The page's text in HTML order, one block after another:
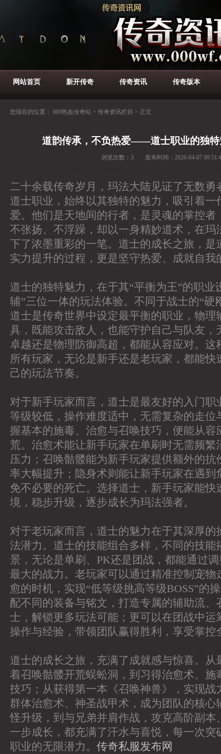
网站首页 新开传奇 传奇资讯 传奇版本
您现在的位置： 000热血传奇站 > 传奇资讯栏目 > 正文
道韵传承，不负热爱——道士职业的独特
浏览次数： 3 发布时间： 2026-04-07
二十余载传奇岁月，玛法大陆见证了无数勇
道士职业，始终以其独特的魅力，吸引着一
爱。他们是天地间的行者，是灵魂的掌控者
不张扬、不浮躁，却以一身精妙道术，在玛
下了浓墨重彩的一笔。道士的成长之旅，是
实力提升的过程，更是坚守热爱、成就自我
道士的独特魅力，在于其“平衡为王”的职业
辅”三位一体的玩法体验。不同于战士的“硬
道士是传奇世界中设定最平衡的职业，物理
具，既能攻击敌人，也能守护自己与队友，
卓越还是物理防御高超，都能从容应对。这
所有玩家，无论是新手还是老玩家，都能快
己的玩法节奏。
对于新手玩家而言，道士是最友好的入门职
等级较低，操作难度适中，无需复杂的走位
握基本的施毒、治愈与召唤技巧，便能从容
荒。治愈术能让新手玩家在单刷时无需频繁
压力；召唤骷髅能为新手玩家提供额外的抗
率大幅提升；隐身术则能让新手玩家在遇到
免不必要的死亡。选择道士，新手玩家能快
境，稳步升级，逐步成长为玛法强者。
对于老玩家而言，道士的魅力在于其深厚的
法潜力。道士的技能组合多样，不同的技能
景，无论是单刷、PK还是团战，都能通过
最大的战力。老玩家可以通过精准控制宠物
愈的时机，实现“低等级挑高等级BOSS”的
配不同的装备与铭文，打造专属的辅助流、
士，解锁更多玩法可能；更可以在团战中运
操作与经验，带领团队赢得胜利，享受掌控
道士的成长之旅，充满了成就感与惊喜。从
着召唤骷髅开荒蜈蚣洞，到习得治愈术、施
技巧；从获得第一本《召唤神兽》，实现战
群体治愈术、神圣战甲术，成为团队的核心
怪升级，到与兄弟并肩作战，攻克高阶副本
一步成长，都充满了汗水与喜悦，每一次突
职业的无限潜力。 传奇私服发布网